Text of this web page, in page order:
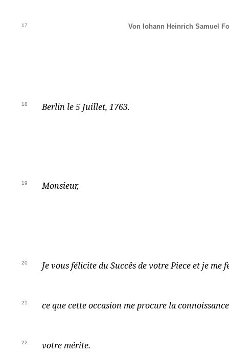
17 Von Iohann Heinrich Samuel
18 Berlin le 5 Juillet, 1763.
19 Monsieur,
20 Je vous félicite du Succês de votre Piece et je me
21 ce que cette occasion me procure la
22 votre mérite.